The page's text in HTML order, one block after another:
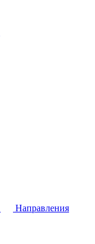
Направления